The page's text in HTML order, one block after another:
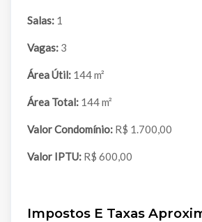
Salas: 1
Vagas: 3
Área Útil: 144 m²
Área Total: 144 m²
Valor Condomínio: R$ 1.700,00
Valor IPTU: R$ 600,00
Impostos E Taxas